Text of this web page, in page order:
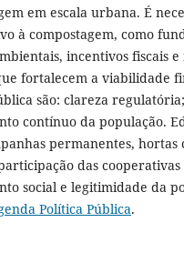
em escala urbana. É
à compostagem, como
incentivos fiscais
fortalecem a viabilidade
são: clareza
contínuo da população.
permanentes, hortas
das
social e legitimidade da
Política Pública.